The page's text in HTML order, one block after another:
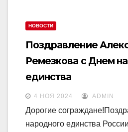
НОВОСТИ
Поздравление
Ремезкова с Днем
единства
4 НОЯ 2024 ADMIN
Дорогие
народного единства